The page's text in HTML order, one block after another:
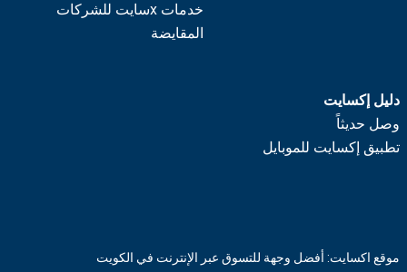
خدمات xسايت للشركات
المقايضة
دليل إكسايت
وصل حديثاً
تطبيق إكسايت للموبايل
موقع اكسايت: أفضل وجهة للتسوق عبر الإنترنت في الكويت